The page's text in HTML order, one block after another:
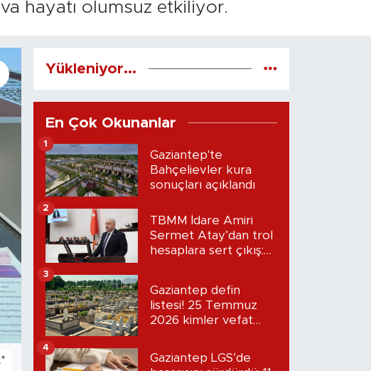
hayatı olumsuz etkiliyor.
+
Yükleniyor...
En Çok Okunanlar
Gaziantep'te
Bahçelievler kura
sonuçları açıklandı
1
TBMM İdare Amiri
Sermet Atay’dan trol
hesaplara sert çıkış:
2
Gaziantep defin
listesi! 25 Temmuz
2026 kimler vefat
3
Gaziantep LGS’de
4